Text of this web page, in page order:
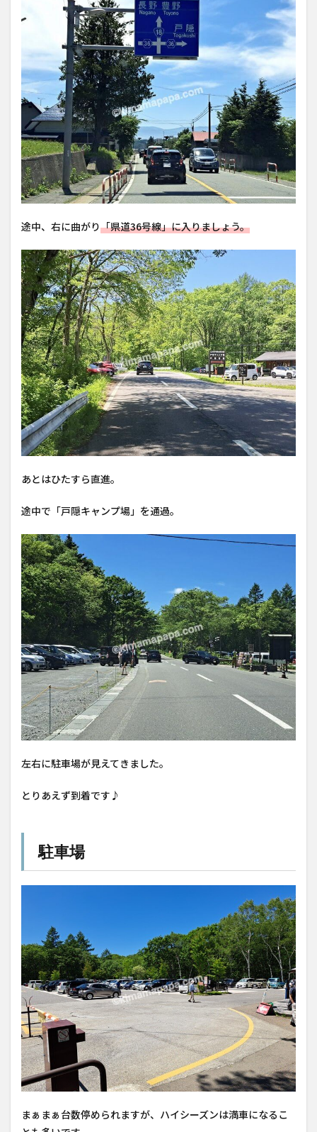
途中、右に曲がり「県道36号線」に入りましょう。
あとはひたすら直進。
途中で「戸隠キャンプ場」を通過。
左右に駐車場が見えてきました。
とりあえず到着です♪
駐車場
まぁまぁ台数停められますが、ハイシーズンは満車になるこ